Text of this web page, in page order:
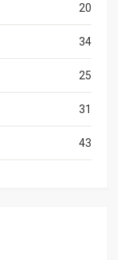
20
34
25
31
43